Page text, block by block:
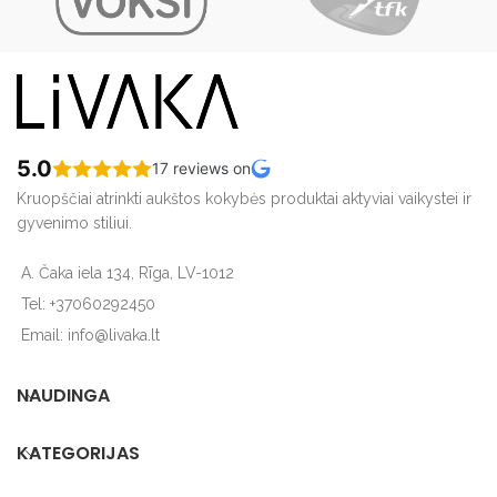
5.0 17 reviews on
Kruopščiai atrinkti aukštos kokybės produktai aktyviai vaikystei ir
gyvenimo stiliui.
A. Čaka iela 134, Rīga, LV-1012
Tel: +37060292450
Email: info@livaka.lt
NAUDINGA
KATEGORIJAS